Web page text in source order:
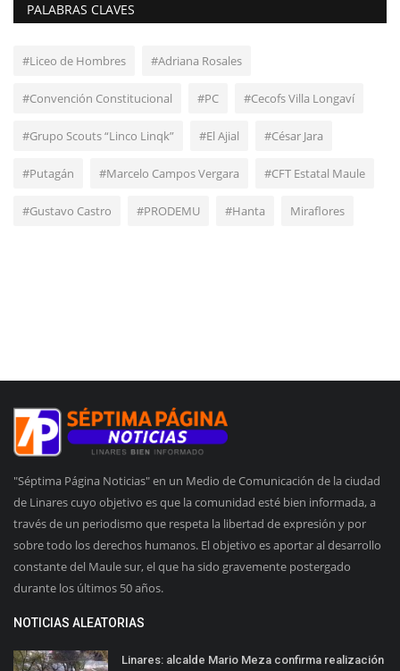
PALABRAS CLAVES
#Liceo de Hombres #Adriana Rosales
#Convención Constitucional #PC #Cecofs Villa Longaví
#Grupo Scouts “Linco Linqk” #El Ajial #César Jara
#Putagán #Marcelo Campos Vergara #CFT Estatal Maule
#Gustavo Castro #PRODEMU #Hanta Miraflores
"Séptima Página Noticias" en un Medio de Comunicación de la ciudad
de Linares cuyo objetivo es que la comunidad esté bien informada, a
través de un periodismo que respeta la libertad de expresión y por
sobre todo los derechos humanos. El objetivo es aportar al desarrollo
constante del Maule sur, el que ha sido gravemente postergado
durante los últimos 50 años.
NOTICIAS ALEATORIAS
Linares: alcalde Mario Meza confirma realización